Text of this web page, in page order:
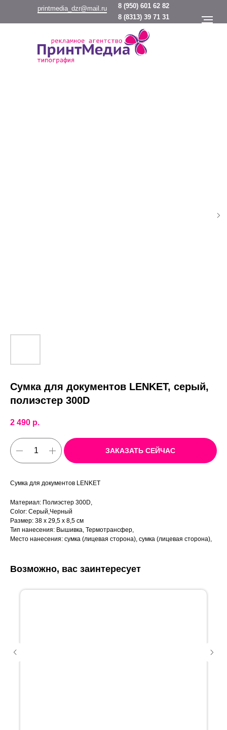
8 (950) 601 62 82
printmedia_dzr@mail.ru
8 (8313) 39 71 31
Сумка для документов LENKET, серый,
полиэстер 300D
2 490 р.
ЗАКАЗАТЬ СЕЙЧАС
Сумка для документов LENKET
Материал: Полиэстер 300D,
Color: Серый,Черный
Размер: 38 x 29,5 x 8,5 см
Тип нанесения: Вышивка, Термотрансфер,
Место нанесения: сумка (лицевая сторона), сумка (лицевая сторона),
Возможно, вас заинтересует